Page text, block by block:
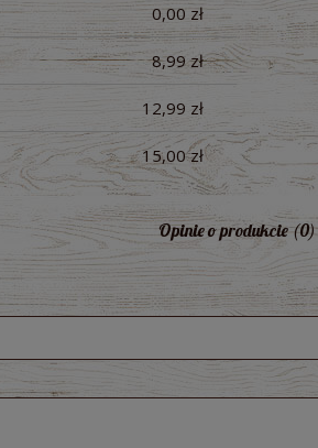
Pesto z Czosnku Niedźwiedziego
200g - Dary Natury
0,00 zł
8,99 zł
12,99 zł
15,00 zł
Opinie o produkcie (0)